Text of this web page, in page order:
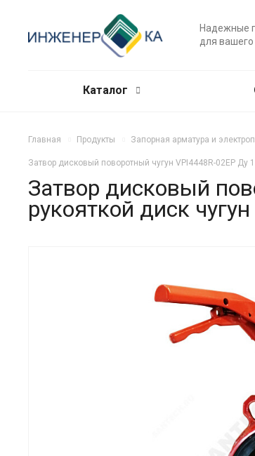
Надежные
для вашего
Каталог
Главная Продукты Запорная арматура и
Затвор дисковый поворотный чугун VPI4448R-02EP Ду
Затвор дисковый
рукояткой диск